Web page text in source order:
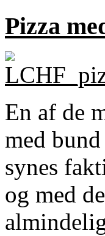
Pizza
En af de
med
synes
og med